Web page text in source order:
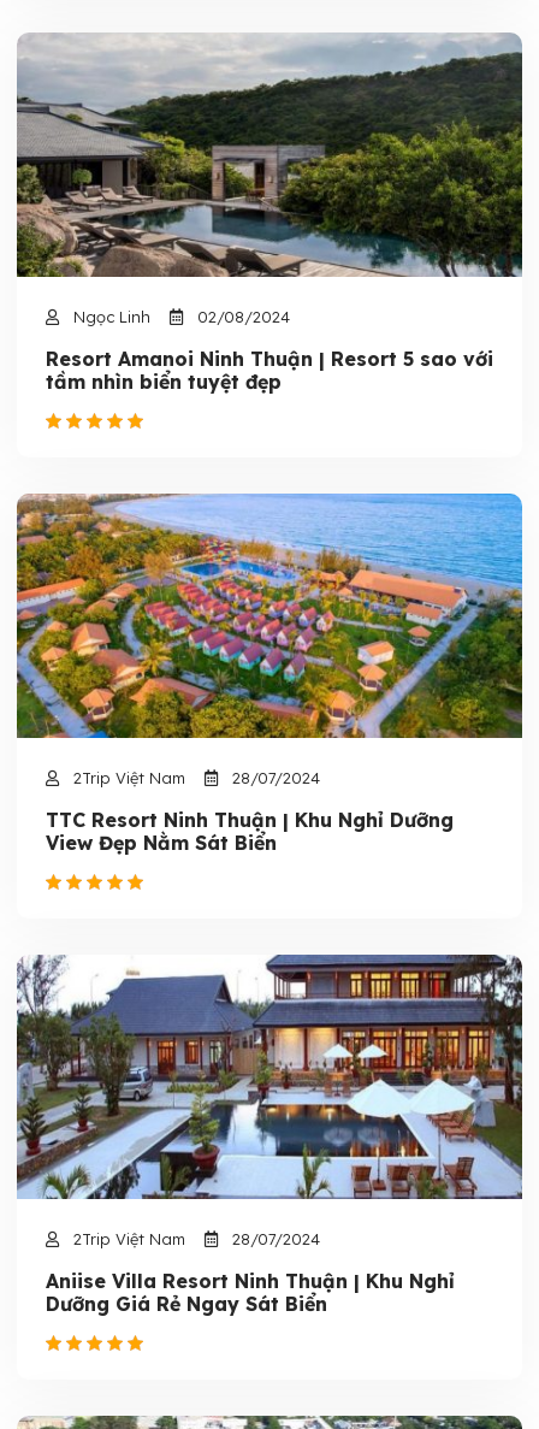
Ngọc Linh 02/08/2024
Resort Amanoi Ninh Thuận | Resort 5 sao với
tầm nhìn biển tuyệt đẹp
2Trip Việt Nam 28/07/2024
TTC Resort Ninh Thuận | Khu Nghỉ Dưỡng
View Đẹp Nằm Sát Biển
2Trip Việt Nam 28/07/2024
Aniise Villa Resort Ninh Thuận | Khu Nghỉ
Dưỡng Giá Rẻ Ngay Sát Biển